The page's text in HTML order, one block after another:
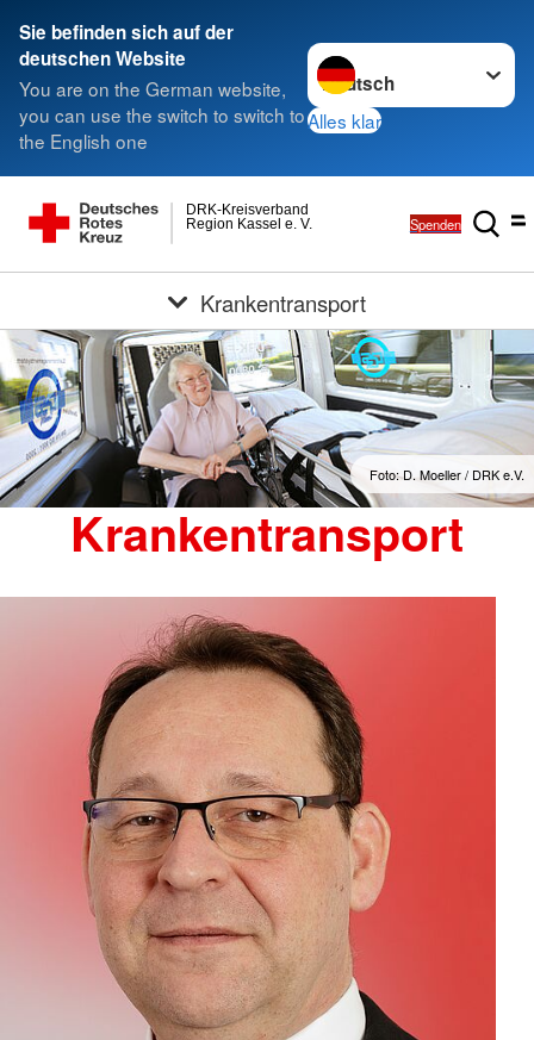
Sie befinden sich auf der
deutschen Website
You are on the German website,
you can use the switch to switch to
the English one
Sprache wechseln zu
Alles klar
Region Kassel e. V.
DRK-Kreisverband
Spenden
Krankentransport
Foto: D. Moeller / DRK e.V.
Krankentransport